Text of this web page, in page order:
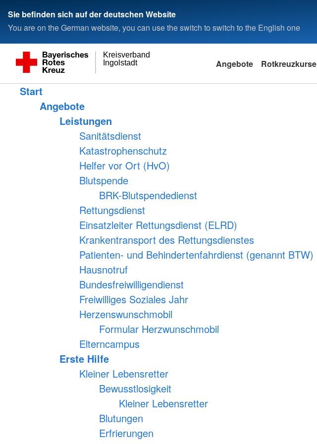
Sie befinden sich auf der deutschen Website
You are on the German website, you can use the switch to switch to the English one
Ingolstadt
Kreisverband
Angebote Rotkreuzkurse
Start
Angebote
Leistungen
Sanitätsdienst
Katastrophenschutz
Helfer vor Ort (HvO)
Blutspende
BRK-Blutspendedienst
Rettungsdienst
Einsatzleiter Rettungsdienst (ELRD)
Krankentransport des Rettungsdienstes
Patienten- und Behindertenfahrdienst (genannt BTW)
Hausnotruf
Bundesfreiwilligendienst
Freiwilliges Soziales Jahr
Herzenswunschmobil
Formular Herzwunschmobil
Elterncampus
Erste Hilfe
Kleiner Lebensretter
Bewusstlosigkeit
Kleiner Lebensretter
Blutungen
Erfrierungen